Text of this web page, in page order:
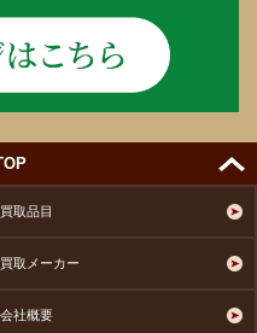
買取品目
買取メーカー
会社概要